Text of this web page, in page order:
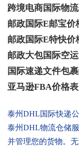
跨境电商国际物
邮政国际E邮宝价
邮政国际E特快价
邮政大包国际空
国际速递文件包
亚马逊FBA价格表
泰州DHL国际快递
泰州DHL物流仓储
并管理您的货物。